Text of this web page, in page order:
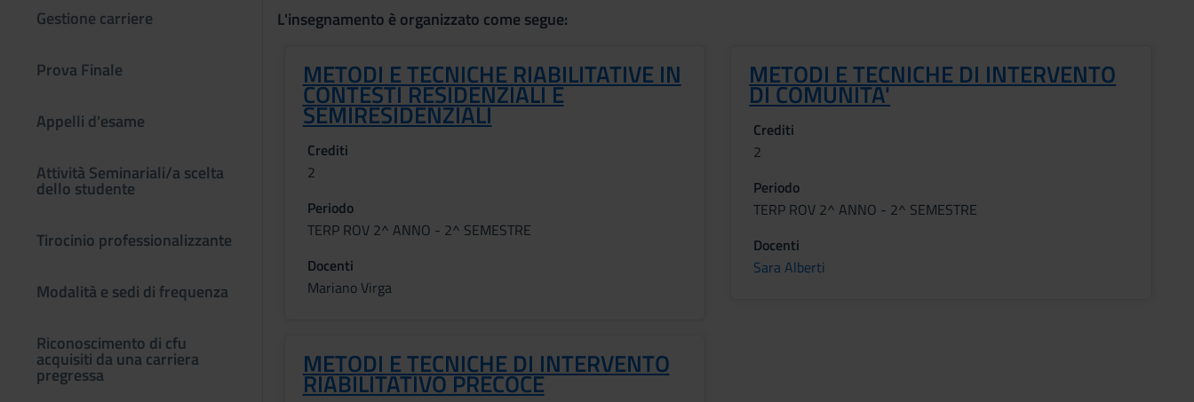
Gestione carriere
Prova Finale
Appelli d'esame
Attività Seminariali/a scelta
dello studente
Tirocinio professionalizzante
Modalità e sedi di frequenza
Riconoscimento di cfu
acquisiti da una carriera
pregressa
L'insegnamento è organizzato come segue:
METODI E TECNICHE RIABILITATIVE IN
CONTESTI RESIDENZIALI E
SEMIRESIDENZIALI
Crediti
2
Periodo
TERP ROV 2^ ANNO - 2^ SEMESTRE
Docenti
Mariano Virga
METODI E TECNICHE DI INTERVENTO
DI COMUNITA'
Crediti
2
Periodo
TERP ROV 2^ ANNO - 2^ SEMESTRE
Docenti
Sara Alberti
METODI E TECNICHE DI INTERVENTO
RIABILITATIVO PRECOCE